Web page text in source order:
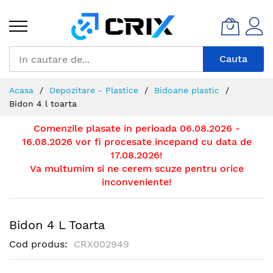
Continut
Cauta
Acasa Depozitare - Plastice
Bidoane plastic
Bidon 4 l toarta
Comenzile plasate in perioada 06.08.2026 -
16.08.2026 vor fi procesate incepand cu data de
17.08.2026!
Va multumim si ne cerem scuze pentru orice
inconveniente!
Bidon 4 L Toarta
Cod produs CRX002949